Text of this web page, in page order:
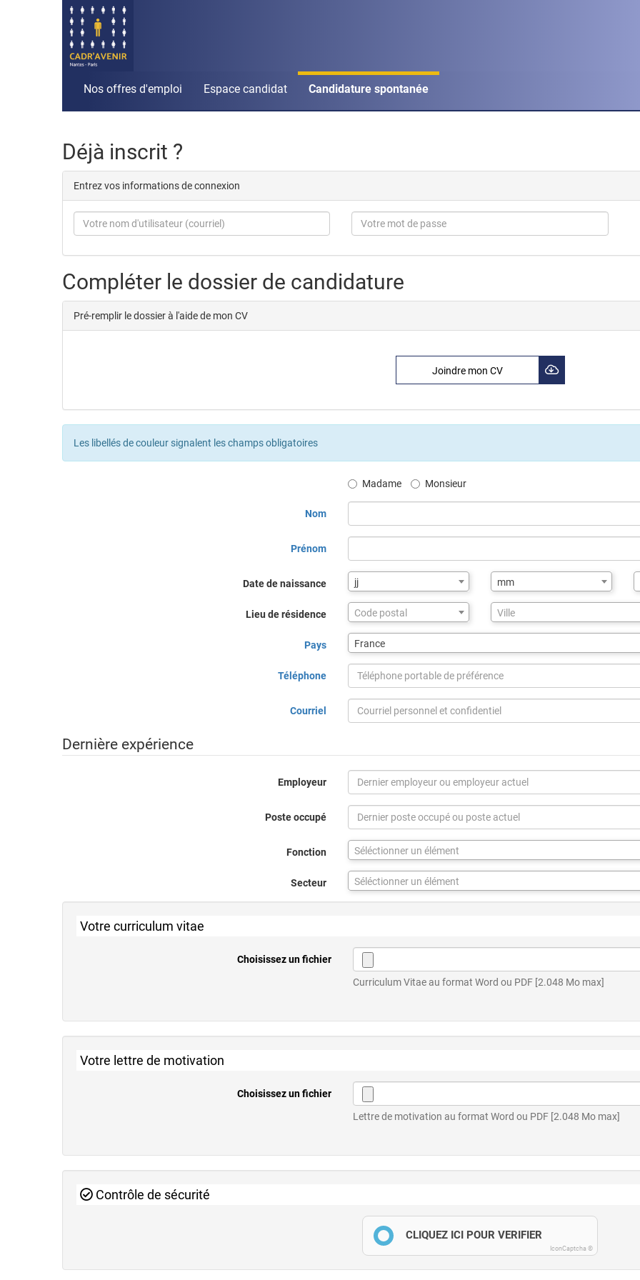
Nos offres d'emploi Espace candidat Candidature spontanée
Déjà inscrit ?
Entrez vos informations de connexion
Compléter le dossier de candidature
Pré-remplir le dossier à l'aide de mon CV
Joindre mon CV
Les libellés de couleur signalent les champs obligatoires
Madame Monsieur
Nom
Prénom
Date de naissance jj mm
Lieu de résidence
Assistance
de
saisie
pour
la
ville
code
postal
Code postal Ville
Pays France
Téléphone
Courriel
Dernière expérience
Employeur
Poste occupé
Fonction Séléctionner un élément
Secteur Séléctionner un élément
Votre curriculum vitae
Choisissez un fichier
Curriculum Vitae au format Word ou PDF [2.048 Mo max]
Votre lettre de motivation
Choisissez un fichier
Lettre de motivation au format Word ou PDF [2.048 Mo max]
Contrôle de sécurité
IconCaptcha ©
CLIQUEZ ICI POUR VÉRIFIER